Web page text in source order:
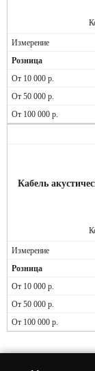
Кабель